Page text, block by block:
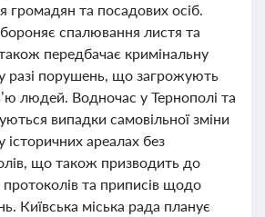
громадян та посадових осіб.
спалювання листя та
передбачає кримінальну
у разі порушень, що загрожують
людей. Водночас у Тернополі та
випадки самовільної зміни
історичних ареалах без
що також призводить до
протоколів та приписів щодо
Київська міська рада планує